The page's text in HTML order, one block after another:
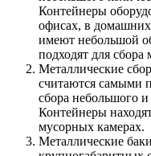
Контейнеры
офисах, в домашних
имеют небольшой
подходят для сбора
Металлические
считаются самыми
сбора небольшого
Контейнеры
мусорных камерах.
Металлические